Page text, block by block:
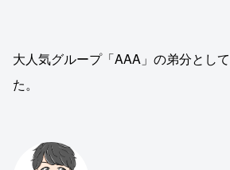
大人気グループ「AAA」の弟分とし
た。